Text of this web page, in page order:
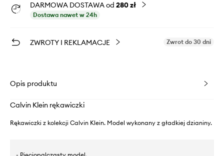
DARMOWA DOSTAWA od 280 zł
Dostawa nawet w 24h
ZWROTY I REKLAMACJE Zwrot do 30 dni
Opis produktu
Calvin Klein rękawiczki
Rękawiczki z kolekcji Calvin Klein. Model wykonany z gładkiej dzianiny.